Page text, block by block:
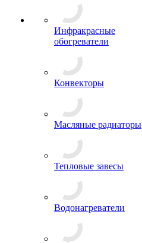
Инфракрасные
обогреватели
Конвекторы
Масляные радиаторы
Тепловые завесы
Водонагреватели